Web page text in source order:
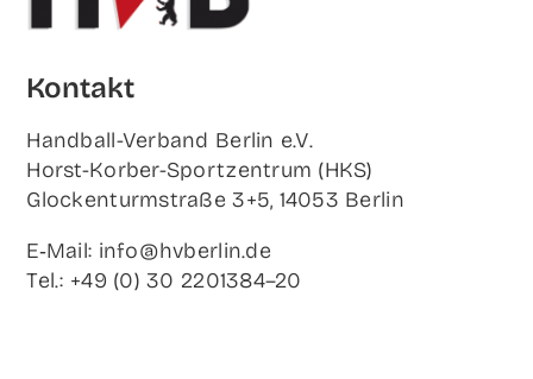
Kon­takt
Hand­ball-Ver­band Ber­lin e.V.
Horst-Korb­er-Sport­zen­trum (HKS)
Glo­cken­turm­stra­ße 3+5, 14053 Berlin
E‑Mail: info@hvberlin.de
Tel.: +49 (0) 30 2201384–20